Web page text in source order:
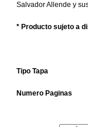
Salvador Allende y
* Producto sujeto a
Tipo Tapa
Numero Paginas